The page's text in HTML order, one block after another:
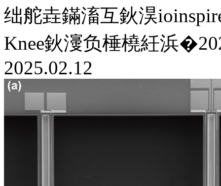
绌舵垚鏋滀互鈥淏
Knee鈥濅负棰橈紝浜
2025.02.12